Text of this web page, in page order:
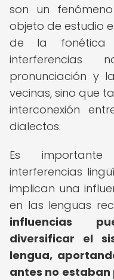
son un
objeto de estudio
de la fonética
pronunciación y
vecinas, sino que
interconexión
dialectos.
Es
interferencias
implican una
en las lenguas
influencias
diversificar el
lengua,
antes no estaban